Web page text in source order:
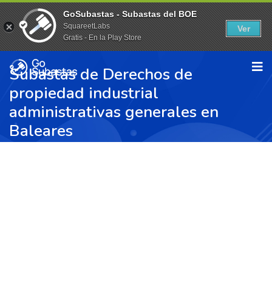
Subastas de Derechos de
propiedad industrial
administrativas generales en
Baleares
GoSubastas - Subastas del BOE
SquareetLabs
Gratis - En la Play Store
Ver